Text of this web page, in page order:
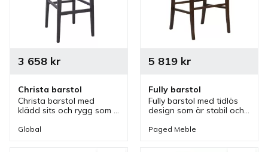
Christa barstol
Christa barstol med
klädd sits och rygg som
har en elegant böjd
3 658kr
Global
Fully barstol
Fully barstol med tidlös
design som är stabil och
barstolen perfekt för
5 819kr
Paged Meble